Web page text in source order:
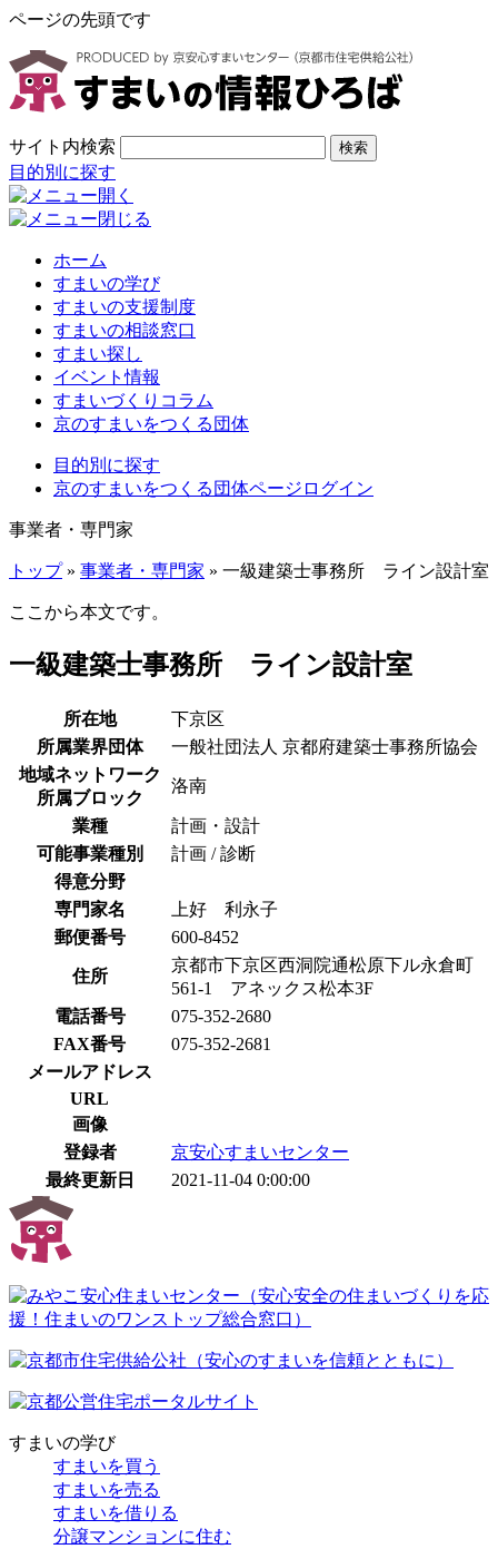
ページの先頭です
サイト内検索 検索
目的別に探す
ホーム
すまいの学び
すまいの支援制度
すまいの相談窓口
すまい探し
イベント情報
すまいづくりコラム
京のすまいをつくる団体
目的別に探す
京のすまいをつくる団体ページログイン
事業者・専門家
トップ» 事業者・専門家 » 一級建築士事務所 ライン設計室
ここから本文です。
一級建築士事務所 ライン設計室
所在地
下京区
所属業界団体
一般社団法人 京都府建築士事務所協会
地域ネットワーク
所属ブロック
洛南
業種
計画・設計
可能事業種別
計画 / 診断
得意分野
専門家名
上好 利永子
郵便番号
600-8452
住所
京都市下京区西洞院通松原下ル永倉町
561-1 アネックス松本3F
電話番号
075-352-2680
FAX番号
075-352-2681
メールアドレス
URL
画像
登録者
京安心すまいセンター
最終更新日
2021-11-04 0:00:00
すまいの学び
すまいを買う
すまいを売る
すまいを借りる
分譲マンションに住む